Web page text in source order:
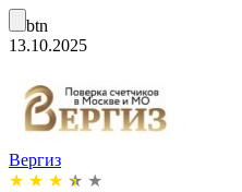
btn
13.10.2025
Вергиз
★ ★ ★ ★ ★